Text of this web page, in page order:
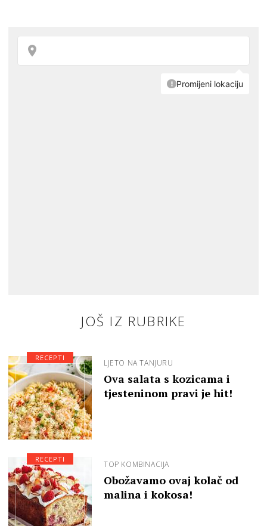
JOŠ IZ RUBRIKE
LJETO NA TANJURU
Ova salata s kozicama i
tjesteninom pravi je hit!
RECEPTI
TOP KOMBINACIJA
Obožavamo ovaj kolač od
malina i kokosa!
RECEPTI